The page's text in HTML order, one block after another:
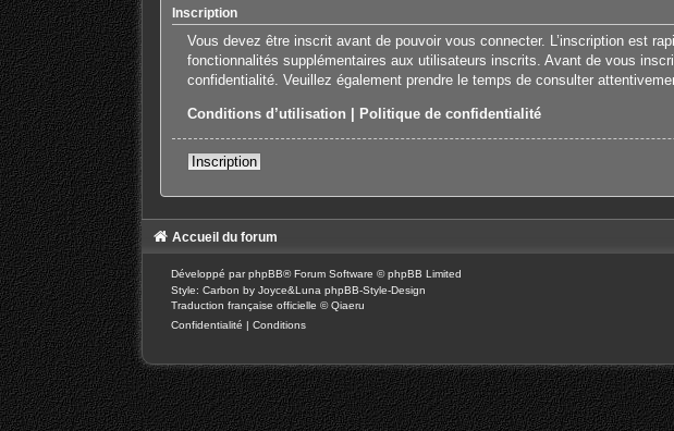
Inscription
Vous devez être inscrit avant de pouvoir vous connecter. L’inscription est
fonctionnalités supplémentaires aux utilisateurs inscrits. Avant de vous
confidentialité. Veuillez également prendre le temps de consulter
Conditions d’utilisation Politique de confidentialité
Inscription
Accueil du forum
Développé parphpBB® Forum Software © phpBB Limited
Style: Carbon by Joyce&Luna phpBB-Style-Design
Traduction française officielle ©Qiaeru
Confidentialité | Conditions